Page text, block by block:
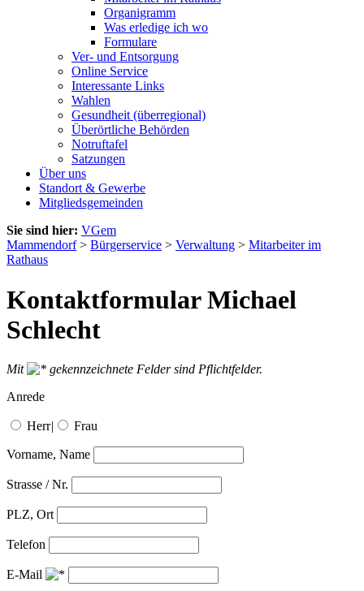
Organigramm
Was erledige ich wo
Formulare
Ver- und Entsorgung
Online Service
Interessante Links
Wahlen
Gesundheit (überregional)
Überörtliche Behörden
Notruftafel
Satzungen
Über uns
Standort & Gewerbe
Mitgliedsgemeinden
Sie sind hier: VGem
Mammendorf> Bürgerservice > Verwaltung > Mitarbeiter im
Rathaus
Kontaktformular Michael
Schlecht
Mit
gekennzeichnete Felder sind Pflichtfelder.
Anrede
Herr| Frau
Vorname, Name
Strasse / Nr.
PLZ, Ort
Telefon
E-Mail